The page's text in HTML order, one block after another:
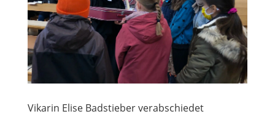
Vikarin Elise Badstieber verabschiedet